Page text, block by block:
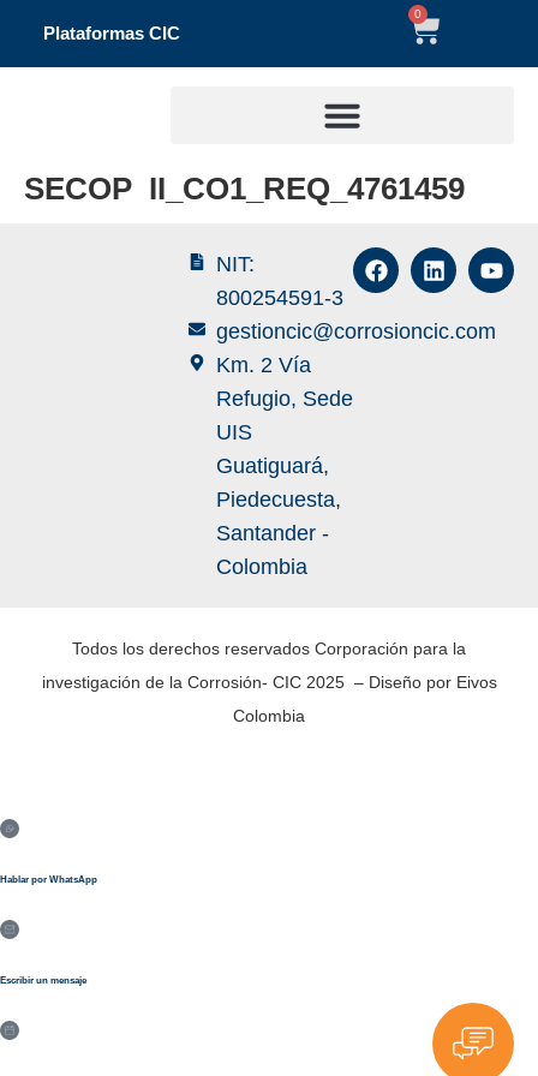
Plataformas CIC
0
SECOP II_CO1_REQ_4761459
NIT:
800254591-3
gestioncic@corrosioncic.com
Km. 2 Vía
Refugio, Sede
UIS
Guatiguará,
Piedecuesta,
Santander -
Colombia
Todos los derechos reservados Corporación para la
investigación de la Corrosión- CIC 2025 – Diseño por Eivos
Colombia
Hablar por WhatsApp
Escribir un mensaje